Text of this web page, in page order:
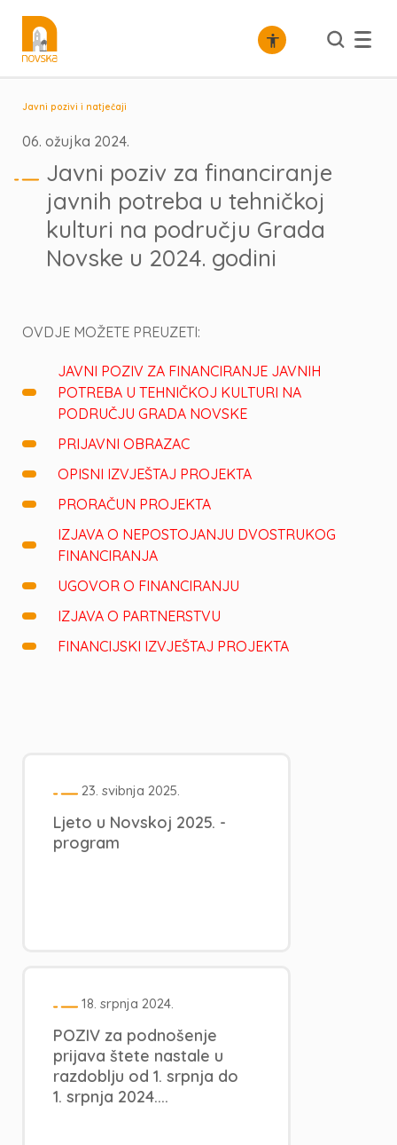
Javni pozivi i natječaji
06. ožujka 2024.
Javni poziv za financiranje
javnih potreba u tehničkoj
kulturi na području Grada
Novske u 2024. godini
OVDJE MOŽETE PREUZETI:
JAVNI POZIV ZA FINANCIRANJE JAVNIH
POTREBA U TEHNIČKOJ KULTURI NA
PODRUČJU GRADA NOVSKE
PRIJAVNI OBRAZAC
OPISNI IZVJEŠTAJ PROJEKTA
PRORAČUN PROJEKTA
IZJAVA O NEPOSTOJANJU DVOSTRUKOG
FINANCIRANJA
UGOVOR O FINANCIRANJU
IZJAVA O PARTNERSTVU
FINANCIJSKI IZVJEŠTAJ PROJEKTA
23. svibnja 2025.
Ljeto u Novskoj 2025. -
program
18. srpnja 2024.
POZIV za podnošenje
prijava štete nastale u
razdoblju od 1. srpnja do
1. srpnja 2024....